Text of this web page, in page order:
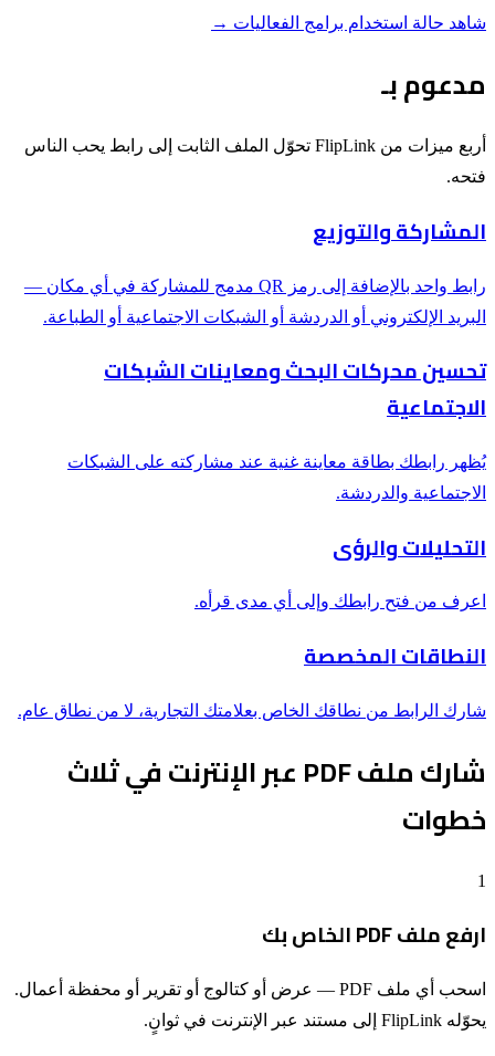
شاهد حالة استخدام برامج الفعاليات →
مدعوم بـ
أربع ميزات من FlipLink تحوّل الملف الثابت إلى رابط يحب الناس
فتحه.
المشاركة والتوزيع
رابط واحد بالإضافة إلى رمز QR مدمج للمشاركة في أي مكان —
البريد الإلكتروني أو الدردشة أو الشبكات الاجتماعية أو الطباعة.
تحسين محركات البحث ومعاينات الشبكات
الاجتماعية
يُظهر رابطك بطاقة معاينة غنية عند مشاركته على الشبكات
الاجتماعية والدردشة.
التحليلات والرؤى
اعرف من فتح رابطك وإلى أي مدى قرأه.
النطاقات المخصصة
شارك الرابط من نطاقك الخاص بعلامتك التجارية، لا من نطاق عام.
شارك ملف PDF عبر الإنترنت في ثلاث
خطوات
1
ارفع ملف PDF الخاص بك
اسحب أي ملف PDF — عرض أو كتالوج أو تقرير أو محفظة أعمال.
يحوّله FlipLink إلى مستند عبر الإنترنت في ثوانٍ.